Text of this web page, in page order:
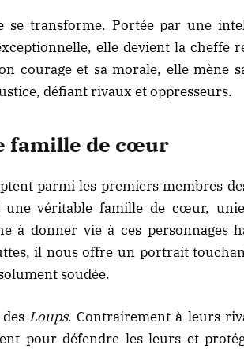
se transforme. Portée par une
elle devient la cheffe
courage et sa morale, elle mène
défiant rivaux et oppresseurs.
famille de cœur
parmi les premiers membres
une véritable famille de cœur,
à donner vie à ces personnages
il nous offre un portrait
soudée.
Loups. Contrairement à leurs
pour défendre les leurs et